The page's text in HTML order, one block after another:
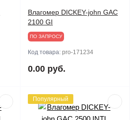
Влагомер DICKEY-john GAC
2100 GI
ПО ЗАПРОСУ
Код товара: pro-171234
0.00 руб.
Популярный